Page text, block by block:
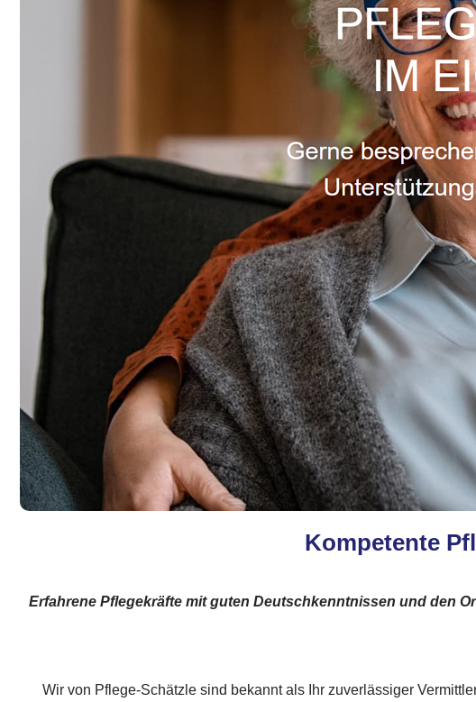
Kompetente
Erfahrene Pflegekräfte mit guten Deutschkenntnissen und den
Wir von Pflege-Schätzle sind bekannt als Ihr zuverlässiger